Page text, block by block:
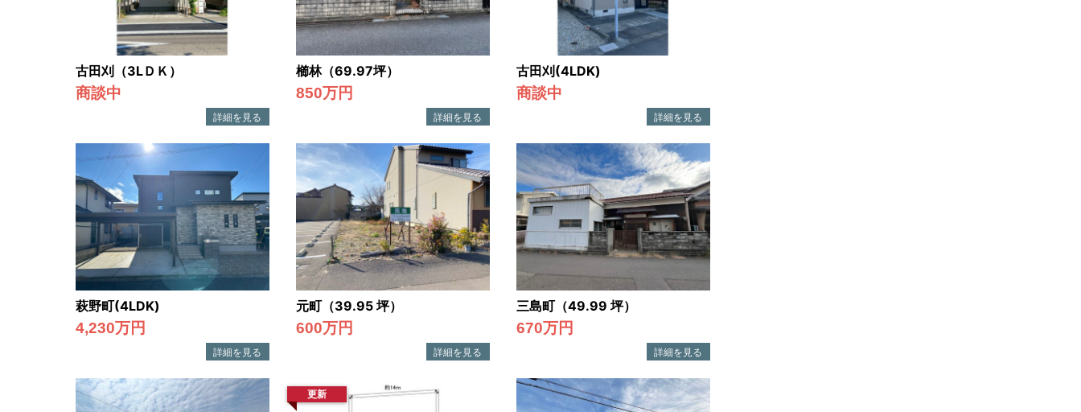
さ
い。
古田刈（3LＤＫ）
商談中
櫛林（69.97坪）
850万円
古田刈(4LDK)
商談中
萩野町(4LDK)
4,230万円
元町（39.95 坪）
600万円
三島町（49.99 坪）
670万円
更新